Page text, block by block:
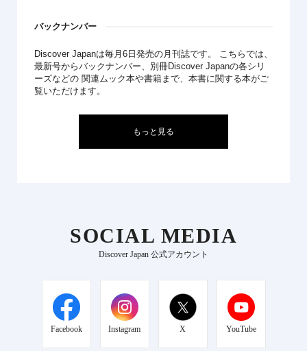
バックナンバー
Discover Japanは毎月6日発売の月刊誌です。 こちらでは、
最新号からバックナンバー、別冊Discover Japanの各シリ
ーズなどの 関連ムック本や書籍まで、本書に関する本がご
覧いただけます。
もっと見る
SOCIAL MEDIA
Discover Japan 公式アカウント
Facebook Instagram X YouTube